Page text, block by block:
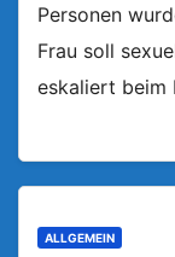
Personen
Frau soll
eskaliert beim
ALLGEMEIN